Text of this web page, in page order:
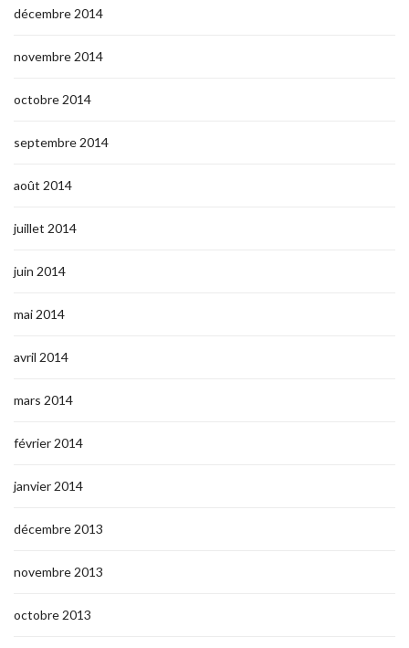
décembre 2014
novembre 2014
octobre 2014
septembre 2014
août 2014
juillet 2014
juin 2014
mai 2014
avril 2014
mars 2014
février 2014
janvier 2014
décembre 2013
novembre 2013
octobre 2013